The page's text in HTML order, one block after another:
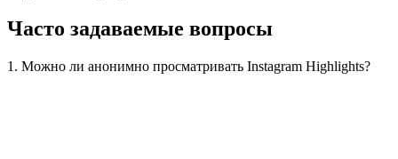
Часто задаваемые вопросы
1. Можно ли анонимно просматривать Instagram Highlights?